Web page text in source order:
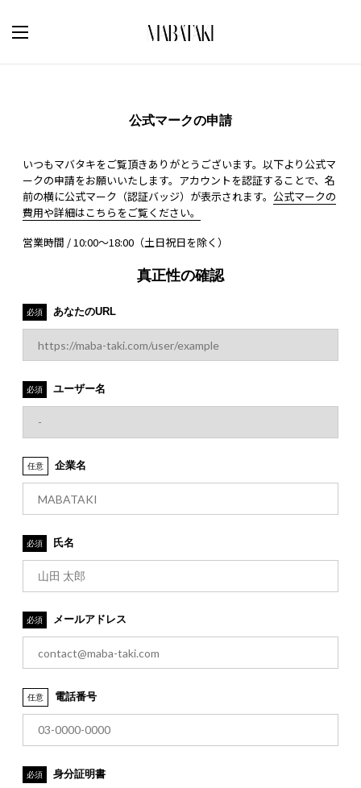
公式マークの申請
いつもマバタキをご覧頂きありがとうございます。以下より公式マ
ークの申請をお願いいたします。アカウントを認証することで、名
前の横に公式マーク（認証バッジ）が表示されます。 公式マークの
費用や詳細はこちらをご覧ください。
営業時間 / 10:00～18:00（土日祝日を除く）
真正性の確認
必須 あなたのURL
必須 ユーザー名
任意 企業名
必須 氏名
必須 メールアドレス
任意 電話番号
必須 身分証明書